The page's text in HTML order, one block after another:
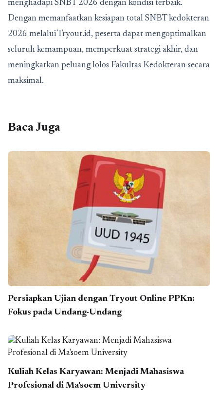
menghadapi SNBT 2026 dengan kondisi terbaik.
Dengan memanfaatkan kesiapan total SNBT kedokteran
2026 melalui Tryout.id, peserta dapat mengoptimalkan
seluruh kemampuan, memperkuat strategi akhir, dan
meningkatkan peluang lolos Fakultas Kedokteran secara
maksimal.
Baca Juga
Persiapkan Ujian dengan Tryout Online PPKn:
Fokus pada Undang-Undang
Kuliah Kelas Karyawan: Menjadi Mahasiswa
Profesional di Ma'soem University